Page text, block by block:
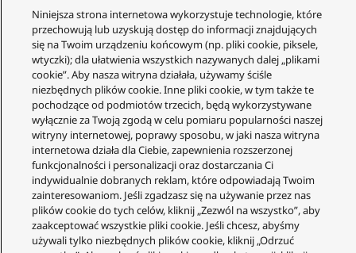
Twoje konto
Informacje prawne
Technics
O nas
Gwarancja
Społeczność
© Copyright - 2023-2025 Panasonic Marketing Europe
Niniejsza strona internetowa wykorzystuje technologie, które
przechowują lub uzyskują dostęp do informacji znajdujących
się na Twoim urządzeniu końcowym (np. pliki cookie, piksele,
wtyczki); dla ułatwienia wszystkich nazywanych dalej „plikami
cookie”. Aby nasza witryna działała, używamy ściśle
niezbędnych plików cookie. Inne pliki cookie, w tym także te
pochodzące od podmiotów trzecich, będą wykorzystywane
wyłącznie za Twoją zgodą w celu pomiaru popularności naszej
witryny internetowej, poprawy sposobu, w jaki nasza witryna
internetowa działa dla Ciebie, zapewnienia rozszerzonej
funkcjonalności i personalizacji oraz dostarczania Ci
indywidualnie dobranych reklam, które odpowiadają Twoim
zainteresowaniom. Jeśli zgadzasz się na używanie przez nas
plików cookie do tych celów, kliknij „Zezwól na wszystko”, aby
zaakceptować wszystkie pliki cookie. Jeśli chcesz, abyśmy
używali tylko niezbędnych plików cookie, kliknij „Odrzuć